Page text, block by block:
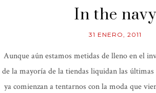
In the navy
31 ENERO, 2011
Aunque aún estamos metidas de lleno en el
de la mayoría de la tiendas liquidan las
ya comienzan a tentarnos con la moda que